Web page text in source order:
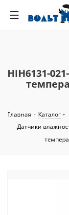
HIH6131-
Главная - Каталог
Датчики